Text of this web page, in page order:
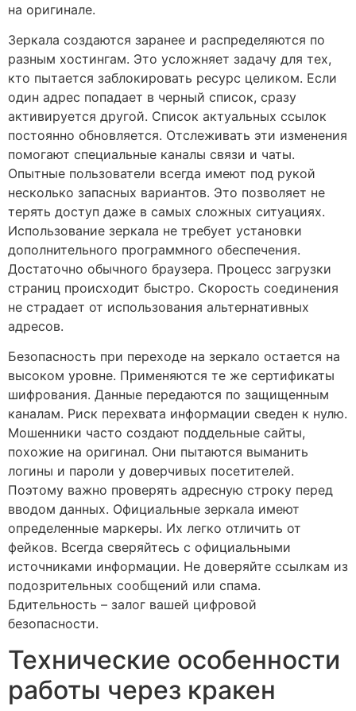
на оригинале.
Зеркала создаются заранее и распределяются по
разным хостингам. Это усложняет задачу для тех,
кто пытается заблокировать ресурс целиком. Если
один адрес попадает в черный список, сразу
активируется другой. Список актуальных ссылок
постоянно обновляется. Отслеживать эти изменения
помогают специальные каналы связи и чаты.
Опытные пользователи всегда имеют под рукой
несколько запасных вариантов. Это позволяет не
терять доступ даже в самых сложных ситуациях.
Использование зеркала не требует установки
дополнительного программного обеспечения.
Достаточно обычного браузера. Процесс загрузки
страниц происходит быстро. Скорость соединения
не страдает от использования альтернативных
адресов.
Безопасность при переходе на зеркало остается на
высоком уровне. Применяются те же сертификаты
шифрования. Данные передаются по защищенным
каналам. Риск перехвата информации сведен к нулю.
Мошенники часто создают поддельные сайты,
похожие на оригинал. Они пытаются выманить
логины и пароли у доверчивых посетителей.
Поэтому важно проверять адресную строку перед
вводом данных. Официальные зеркала имеют
определенные маркеры. Их легко отличить от
фейков. Всегда сверяйтесь с официальными
источниками информации. Не доверяйте ссылкам из
подозрительных сообщений или спама.
Бдительность – залог вашей цифровой
безопасности.
Технические особенности
работы через кракен